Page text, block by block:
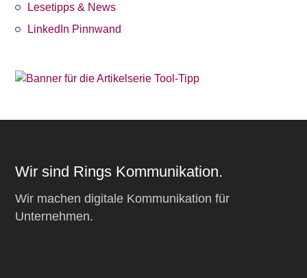
Lesetipps & News
LinkedIn Pinnwand
Wir sind Rings Kommunikation.
Wir machen digitale Kommunikation für
Unternehmen.